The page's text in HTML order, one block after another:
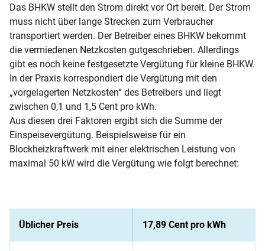
Das BHKW stellt den Strom direkt vor Ort bereit. Der Strom
muss nicht über lange Strecken zum Verbraucher
transportiert werden. Der Betreiber eines BHKW bekommt
die vermiedenen Netzkosten gutgeschrieben. Allerdings
gibt es noch keine festgesetzte Vergütung für kleine BHKW.
In der Praxis korrespondiert die Vergütung mit den
„vorgelagerten Netzkosten“ des Betreibers und liegt
zwischen 0,1 und 1,5 Cent pro kWh.
Aus diesen drei Faktoren ergibt sich die Summe der
Einspeisevergütung. Beispielsweise für ein
Blockheizkraftwerk mit einer elektrischen Leistung von
maximal 50 kW wird die Vergütung wie folgt berechnet:
Üblicher Preis 17,89 Cent pro kWh